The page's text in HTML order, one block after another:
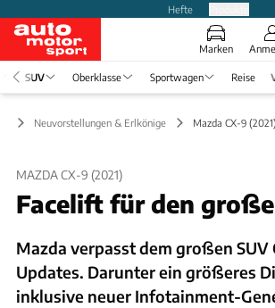
Hefte
Marken
SUV Oberklasse Sportwagen Reise
Neuvorstellungen & Erlkönige Mazda CX-9
MAZDA CX-9 (2021)
Facelift für den
Mazda verpasst dem großen SUV
Updates. Darunter ein größeres
inklusive neuer Infotainment-